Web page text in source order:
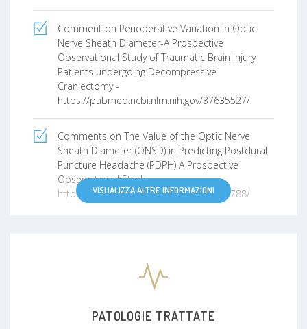
Comment on Perioperative Variation in Optic
Nerve Sheath Diameter-A Prospective
Observational Study of Traumatic Brain Injury
Patients undergoing Decompressive
Craniectomy -
https://pubmed.ncbi.nlm.nih.gov/37635527/
Comments on The Value of the Optic Nerve
Sheath Diameter (ONSD) in Predicting Postdural
Puncture Headache (PDPH) A Prospective
Observational Study -
https://pubmed.ncbi.nlm.nih.gov/37535788/
Comment on Measuring optic nerve sheath
diameter using ultrasonography in patients with
idiopathic intracranial hypertension -
VISUALIZZA ALTRE INFORMAZIONI
PATOLOGIE TRATTATE